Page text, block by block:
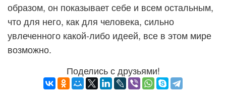
образом, он показывает себе и всем остальным,
что для него, как для человека, сильно
увлеченного какой-либо идеей, все в этом мире
возможно.
Поделись с друзьями!